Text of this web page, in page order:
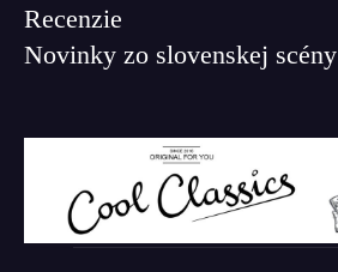
Recenzie
Novinky zo slovenskej scény